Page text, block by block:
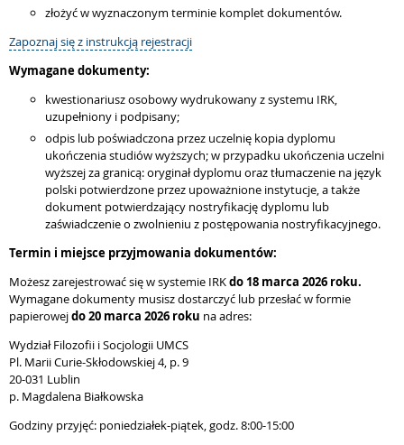
złożyć w wyznaczonym terminie komplet dokumentów.
Zapoznaj się z instrukcją rejestracji
Wymagane dokumenty:
kwestionariusz osobowy wydrukowany z systemu IRK,
uzupełniony i podpisany;
odpis lub poświadczona przez uczelnię kopia dyplomu
ukończenia studiów wyższych; w przypadku ukończenia uczelni
wyższej za granicą: oryginał dyplomu oraz tłumaczenie na język
polski potwierdzone przez upoważnione instytucje, a także
dokument potwierdzający nostryfikację dyplomu lub
zaświadczenie o zwolnieniu z postępowania nostryfikacyjnego.
Termin i miejsce przyjmowania dokumentów:
Możesz zarejestrować się w systemie IRKdo 18 marca 2026 roku.
Wymagane dokumenty musisz dostarczyć lub przesłać w formie
papierowejdo 20 marca 2026 roku na adres:
Wydział Filozofii i Socjologii UMCS
Pl. Marii Curie-Skłodowskiej 4, p. 9
20-031 Lublin
p. Magdalena Białkowska
Godziny przyjęć: poniedziałek-piątek, godz. 8:00-15:00